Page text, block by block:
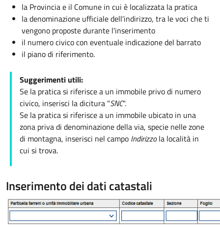
la Provincia e il Comune in cui è localizzata la pratica
la denominazione ufficiale dell'indirizzo, tra le voci che ti
vengono proposte durante l'inserimento
il numero civico con eventuale indicazione del barrato
il piano di riferimento.
Suggerimenti utili:
Se la pratica si riferisce a un immobile privo di numero
civico, inserisci la dicitura "SNC".
Se la pratica si riferisce a un immobile ubicato in una
zona priva di denominazione della via, specie nelle zone
di montagna, inserisci nel campo Indirizzola località in
cui si trova.
Inserimento dei dati catastali